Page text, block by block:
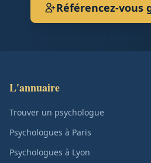
Référencez-
L'annuaire
Trouver un psychologue
Psychologues à Paris
Psychologues à Lyon